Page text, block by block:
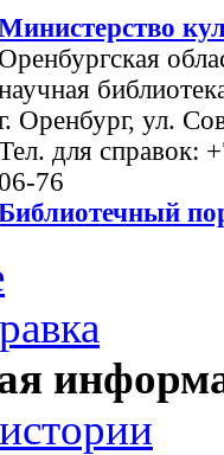
Оренбургская
Оренбург, ул.
для справок:
76